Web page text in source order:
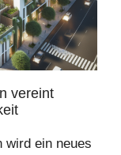
vereint
wird ein neues